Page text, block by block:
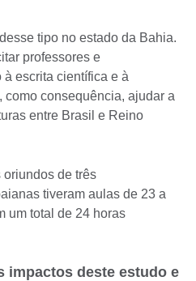
tipo no estado da Bahia.
professores e
escrita científica e à
consequência, ajudar a
entre Brasil e Reino
de três
tiveram aulas de 23 a
um total de 24 horas
impactos deste estudo e